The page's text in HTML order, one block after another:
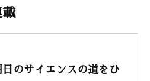
のサイエンスの道をひ